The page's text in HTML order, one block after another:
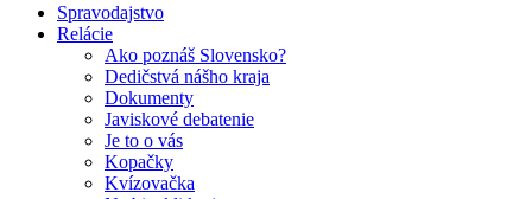
Spravodajstvo
Relácie
Ako poznáš Slovensko?
Dedičstvá nášho kraja
Dokumenty
Javiskové debatenie
Je to o vás
Kopačky
Kvízovačka